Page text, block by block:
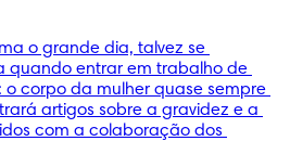
o grande dia, talvez se
quando entrar em trabalho de
o corpo da mulher quase sempre
artigos sobre a gravidez e a
com a colaboração dos